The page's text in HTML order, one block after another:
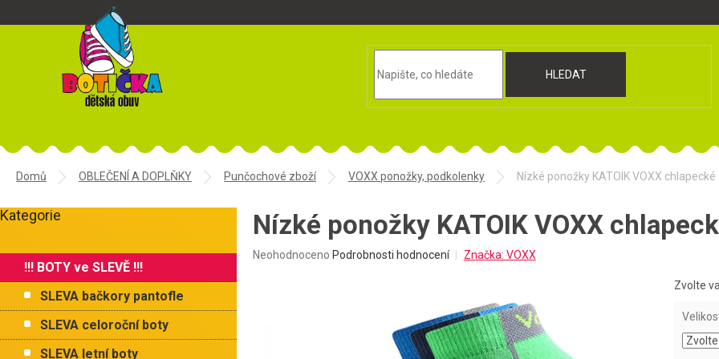
HLEDAT
Domů OBLEČENÍ A DOPLŇKY Punčochové zboží VOXX ponožky, podkolenky Nízké ponožky KATOIK VOXX chlapecké
o
t
n
í
Přeskočit
Kategorie
!!! BOTY ve SLEVĚ !!!
SLEVA bačkory pantofle
SLEVA celoroční boty
SLEVA letní boty
Nízké ponožky KATOIK VOXX
Průměrné
Neohodnoceno Podrobnosti hodnocení Značka: VOXX
Zvolte